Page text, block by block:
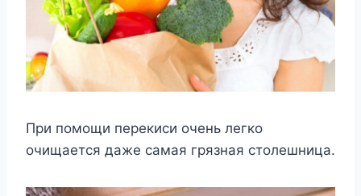
При помощи перекиси очень легко
очищается даже самая грязная столешница.